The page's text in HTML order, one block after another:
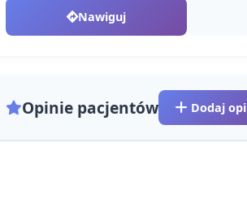
Nawiguj
Opinie pacjentów Dodaj